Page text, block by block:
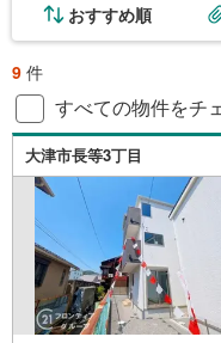
おすすめ順
9 件
すべての物件をチ
大津市長等3丁目